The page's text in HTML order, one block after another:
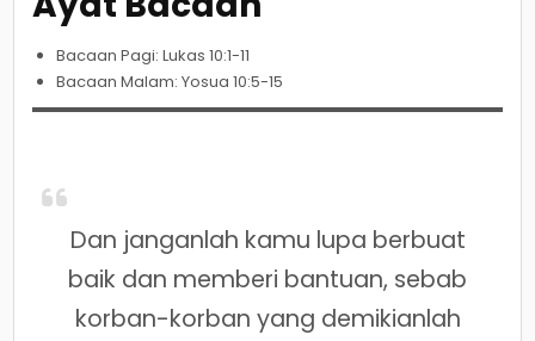
Bacaan Pagi: Lukas 10:1-11
Bacaan Malam: Yosua 10:5-15
Dan janganlah kamu lupa berbuat
baik dan memberi bantuan, sebab
korban-korban yang demikianlah